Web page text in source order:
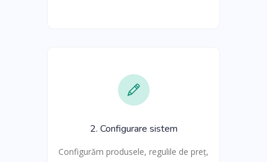
2. Configurare sistem
Configurăm produsele, regulile de preț,